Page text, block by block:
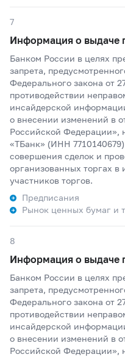
7
Информация о выдаче
Банком России в целях
запрета,
Федерального закона от
противодействии
инсайдерской
о внесении изменений в
Российской Федерации»,
«ТБанк» (ИНН
совершения сделок и
организованных торгах в
участников торгов.
Предписания
Рынок ценных бумаг и
8
Информация о выдаче
Банком России в целях
запрета,
Федерального закона от
противодействии
инсайдерской
о внесении изменений в
Российской Федерации»,